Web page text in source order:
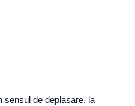
sensul de deplasare, la